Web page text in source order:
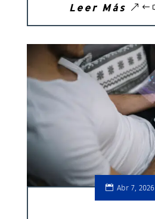
Leer Más
Abr 7, 2026